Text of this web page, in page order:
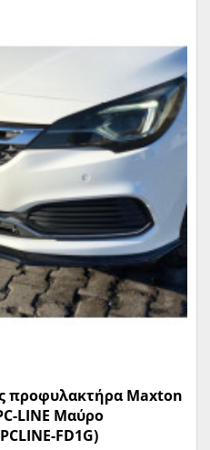
προφυλακτήρα Maxton
LINE Μαύρο
FD1G)